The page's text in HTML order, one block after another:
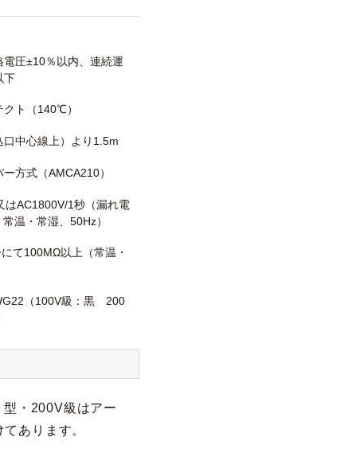
電圧±10％以内、連続運
下
ト（140℃）
口中心線上）より1.5m
方式（AMCA210）
はAC1800V/1秒（漏れ電
温・常湿、50Hz）
て100MΩ以上（常温・
（100V級：黒 200
・200V級はアー
あります。